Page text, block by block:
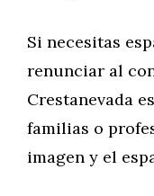
Si necesitas
renunciar al
Crestanevada
familias o
imagen y el